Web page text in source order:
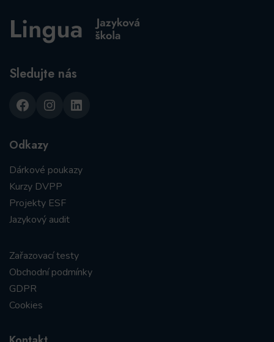
Sledujte nás
Facebook
Instagram
LinkedIn
Odkazy
Dárkové poukazy
Kurzy DVPP
Projekty ESF
Jazykový audit
Zařazovací testy
Obchodní podmínky
GDPR
Cookies